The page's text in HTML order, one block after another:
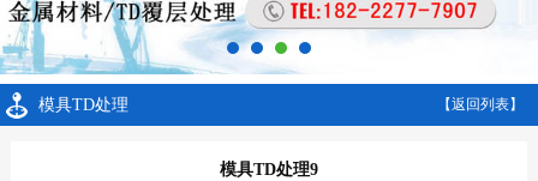
模具TD处理 【返回列表】
模具TD处理9